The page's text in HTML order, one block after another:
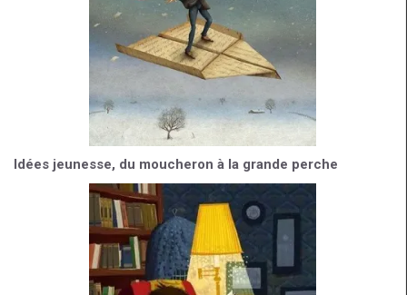
Idées jeunesse, du moucheron à la grande perche